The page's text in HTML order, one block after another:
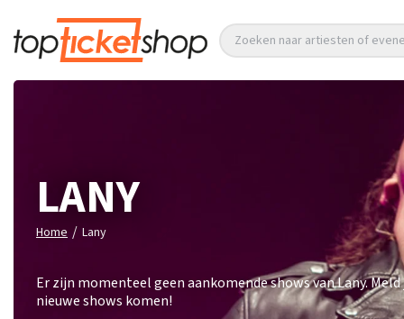
Zoeken naar artiesten of
LANY
Home / Lany
Er zijn momenteel geen aankomende shows van Lany.
nieuwe shows komen!